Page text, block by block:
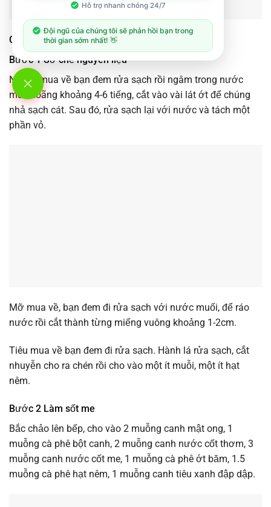
Cách làm nghêu nướng sốt me
Bước 1 Sơ chế nguyên liệu
Nghêu mua về bạn đem rửa sạch rồi ngâm trong nước
muối loãng khoảng 4-6 tiếng, cắt vào vài lát ớt để chúng
nhả sạch cát. Sau đó, rửa sạch lại với nước và tách một
phần vỏ.
Mỡ mua về, bạn đem đi rửa sạch với nước muối, để ráo
nước rồi cắt thành từng miếng vuông khoảng 1-2cm.
Tiêu mua về bạn đem đi rửa sạch. Hành lá rửa sạch, cắt
nhuyễn cho ra chén rồi cho vào một ít muỗi, một ít hạt
nêm.
Bước 2 Làm sốt me
Bắc chảo lên bếp, cho vào 2 muỗng canh mật ong, 1
muỗng cà phê bột canh, 2 muỗng canh nước cốt thơm, 3
muỗng canh nước cốt me, 1 muỗng cà phê ớt băm, 1.5
muỗng cà phê hạt nêm, 1 muỗng canh tiêu xanh đập dập.
Hỗ trợ nhanh chóng 24/7
Đội ngũ của chúng tôi sẽ phản hồi bạn trong
thời gian sớm nhất! 👋